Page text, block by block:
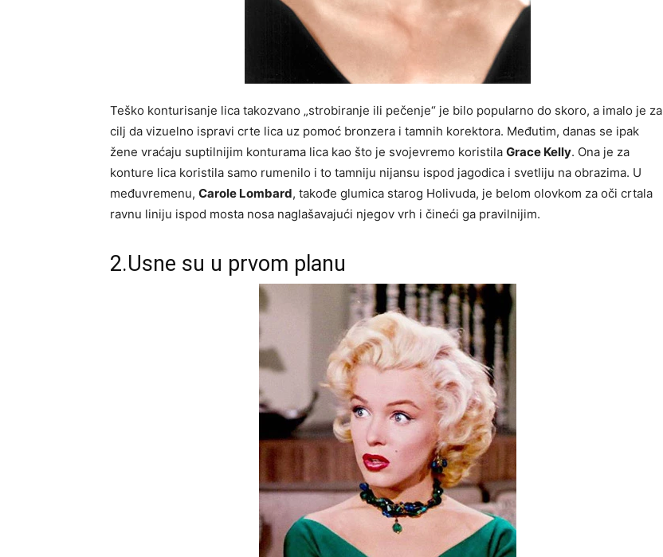
Teško konturisanje lica takozvano „strobiranje ili pečenje“ je bilo popularno do skoro, a imalo je za
cilj da vizuelno ispravi crte lica uz pomoć bronzera i tamnih korektora. Međutim, danas se ipak
žene vraćaju suptilnijim konturama lica kao što je svojevremo koristila Grace Kelly. Ona je za
konture lica koristila samo rumenilo i to tamniju nijansu ispod jagodica i svetliju na obrazima. U
međuvremenu, Carole Lombard, takođe glumica starog Holivuda, je belom olovkom za oči crtala
ravnu liniju ispod mosta nosa naglašavajući njegov vrh i čineći ga pravilnijim.
2.Usne su u prvom planu